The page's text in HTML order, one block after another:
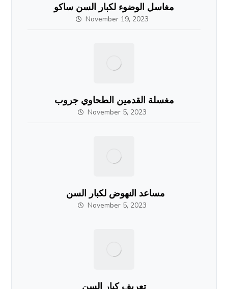
مغاسل الوضوء لكبار السن ساكو
November 19, 2023
مغسلة القدمين الطحاوي جروب
November 5, 2023
مساعد النهوض لكبار السن
November 5, 2023
تعريف كبار السن